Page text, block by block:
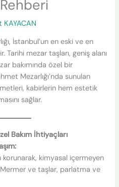
KAYACAN
İstanbul’un en eski ve en
Tarihi mezar taşları, geniş alanı
bakımında özel bir
Mezarlığı’nda sunulan
kabirlerin hem estetik
sağlar.
Bakım İhtiyaçları
korunarak, kimyasal içermeyen
Mermer ve taşlar, parlatma ve